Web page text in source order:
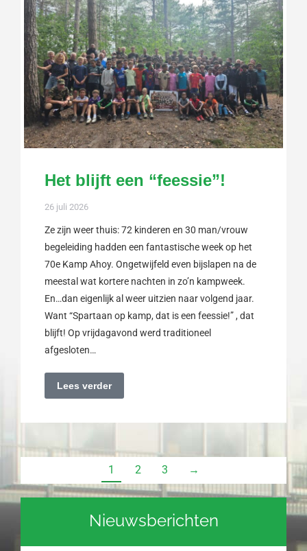
Het blijft een “feessie”!
26 juli 2026
Ze zijn weer thuis: 72 kinderen en 30 man/vrouw
begeleiding hadden een fantastische week op het
70e Kamp Ahoy. Ongetwijfeld even bijslapen na de
meestal wat kortere nachten in zo’n kampweek.
En…dan eigenlijk al weer uitzien naar volgend jaar.
Want “Spartaan op kamp, dat is een feessie!” , dat
blijft! Op vrijdagavond werd traditioneel
afgesloten…
Lees verder
1 2 3 →
Nieuwsberichten